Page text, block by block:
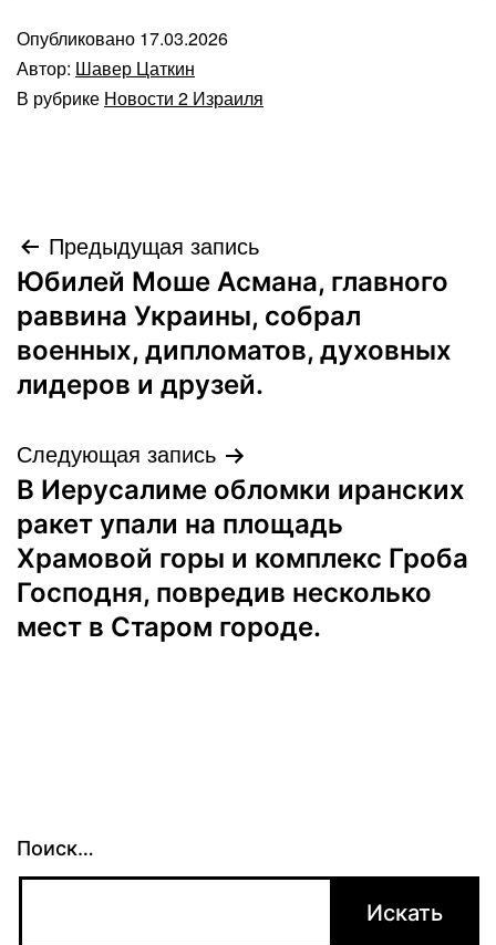
Опубликовано 17.03.2026
Автор: Шавер Цаткин
В рубрике Новости 2 Израиля
Навигация
по
записям
Предыдущая запись
Юбилей Моше Асмана, главного
раввина Украины, собрал
военных, дипломатов, духовных
лидеров и друзей.
Следующая запись
В Иерусалиме обломки иранских
ракет упали на площадь
Храмовой горы и комплекс Гроба
Господня, повредив несколько
мест в Старом городе.
Поиск…